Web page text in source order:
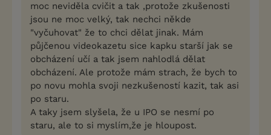
moc neviděla cvičit a tak ,protože zkušenosti
jsou ne moc velký, tak nechci někde
"vyčuhovat" že to chci dělat jinak. Mám
půjčenou videokazetu sice kapku starší jak se
obcházení učí a tak jsem nahlodlá dělat
obcházení. Ale protože mám strach, že bych to
po novu mohla svoji nezkušeností kazit, tak asi
po staru.
A taky jsem slyšela, že u IPO se nesmí po
staru, ale to si myslím,že je hloupost.